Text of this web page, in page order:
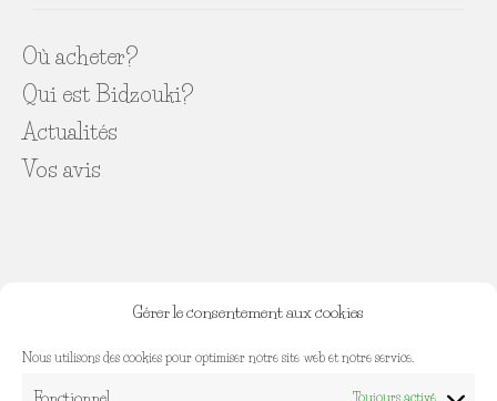
Gérer le consentement aux cookies
Nous utilisons des cookies pour optimiser notre site web et notre service.
Toujours activé
Où acheter?
Qui est Bidzouki?
Actualités
Vos avis
INFOS diverses